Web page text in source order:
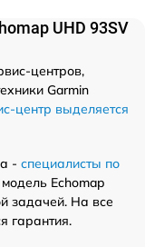
UHD 93SV
центров,
Garmin
центр выделяется
- специалисты по
Echomap
задачей. На все
гарантия.